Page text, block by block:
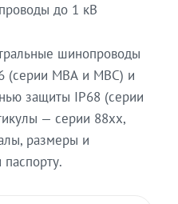
до 1 кВ
шинопроводы
(серии МВА и МВС) и
защиты IP68 (серии
— серии 88xx,
размеры и